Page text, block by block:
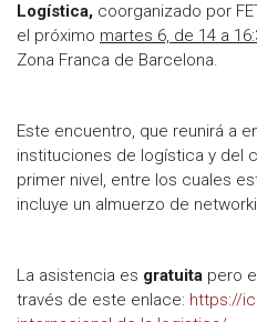
Logística, coorganizado por
el próximo martes 6, de 14 a
Zona Franca de Barcelona.
Este encuentro, que reunirá a
instituciones de logística y del
primer nivel, entre los cuales
incluye un almuerzo de
La asistencia es gratuita pero
través de este enlace: https://